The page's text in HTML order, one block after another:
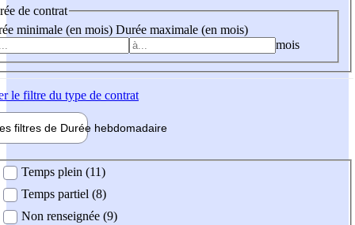
de contrat
minimale (en mois) Durée maximale (en mois)
mois
le filtre du type de contrat
filtres de Durée hebdomadaire
Temps plein (11)
Temps partiel (8)
Non renseignée (9)